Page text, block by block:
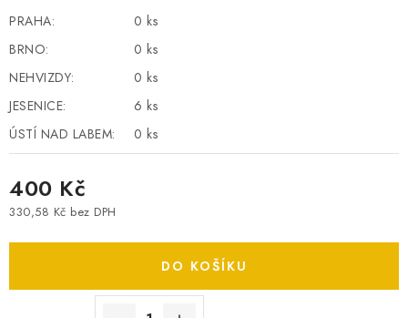
TESTERY BATERIÍ
BATERIE PRO VYSAVAČE
SPOTŘEBNÍ BATERIE
PŘÍSLUŠENSTVÍ
DOPRAVA ZDARMA
PRAHA:
0 ks
BRNO:
0 ks
NEHVIZDY:
0 ks
JESENICE:
6 ks
ÚSTÍ NAD LABEM:
0 ks
400 Kč
330,58 Kč bez DPH
DO KOŠÍKU